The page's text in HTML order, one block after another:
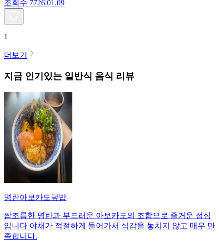
조회수 7726.01.09
1
더보기
지금 인기있는 일반식 음식 리뷰
명란아보카도덮밥
짭조름한 명란과 부드러운 아보카도의 조합으로 즐거운 점심
입니다 야채가 적절하게 들어가서 식감을 놓치지 않고 매우 만
족합니다.